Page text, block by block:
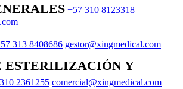
+57 310 8123318
313 8408686 gestor@xingmedical.com
ESTERILIZACIÓN Y
2361255 comercial@xingmedical.com